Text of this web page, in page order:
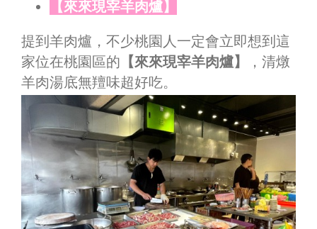
【來來現宰羊肉爐】
提到羊肉爐，不少桃園人一定會立即想到這
家位在桃園區的 【來來現宰羊肉爐】
，清燉
羊肉湯底無羶味超好吃。